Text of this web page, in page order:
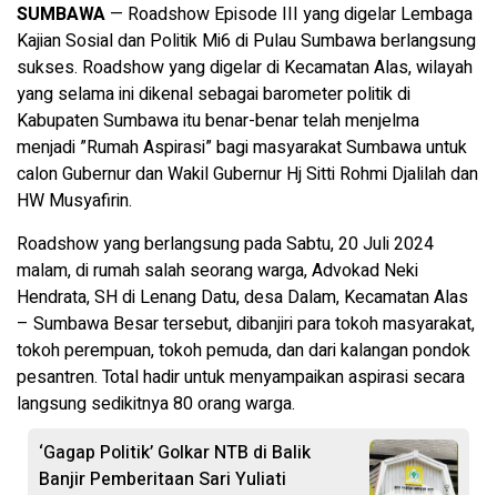
SUMBAWA — Roadshow Episode III yang digelar Lembaga
Kajian Sosial dan Politik Mi6 di Pulau Sumbawa berlangsung
sukses. Roadshow yang digelar di Kecamatan Alas, wilayah
yang selama ini dikenal sebagai barometer politik di
Kabupaten Sumbawa itu benar-benar telah menjelma
menjadi ”Rumah Aspirasi” bagi masyarakat Sumbawa untuk
calon Gubernur dan Wakil Gubernur Hj Sitti Rohmi Djalilah dan
HW Musyafirin.
Roadshow yang berlangsung pada Sabtu, 20 Juli 2024
malam, di rumah salah seorang warga, Advokad Neki
Hendrata, SH di Lenang Datu, desa Dalam, Kecamatan Alas
– Sumbawa Besar tersebut, dibanjiri para tokoh masyarakat,
tokoh perempuan, tokoh pemuda, dan dari kalangan pondok
pesantren. Total hadir untuk menyampaikan aspirasi secara
langsung sedikitnya 80 orang warga.
‘Gagap Politik’ Golkar NTB di Balik
Banjir Pemberitaan Sari Yuliati